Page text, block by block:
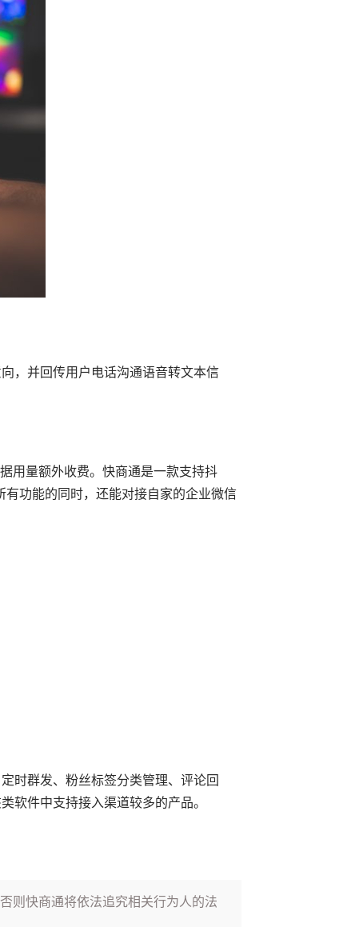
，并回传用户电话沟通语音转文本信
用量额外收费。快商通是一款支持抖
功能的同时，还能对接自家的企业微信
时群发、粉丝标签分类管理、评论回
软件中支持接入渠道较多的产品。
则快商通将依法追究相关行为人的法